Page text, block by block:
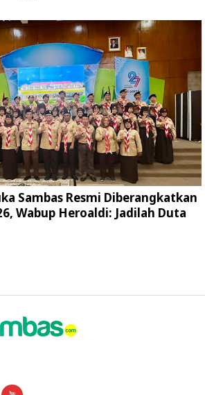
Sambas Resmi Diberangkatkan
Wabup Heroaldi: Jadilah Duta